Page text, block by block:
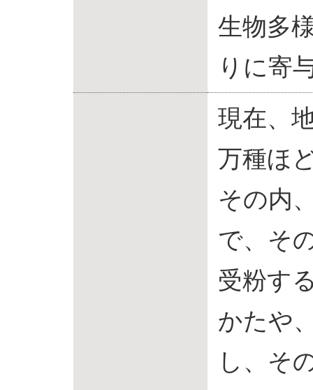
生物多
りに寄
現在、
万種ほ
その内
で、そ
受粉す
かたや
し、そ